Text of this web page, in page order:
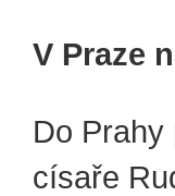
V Praze
Do Prahy
císaře